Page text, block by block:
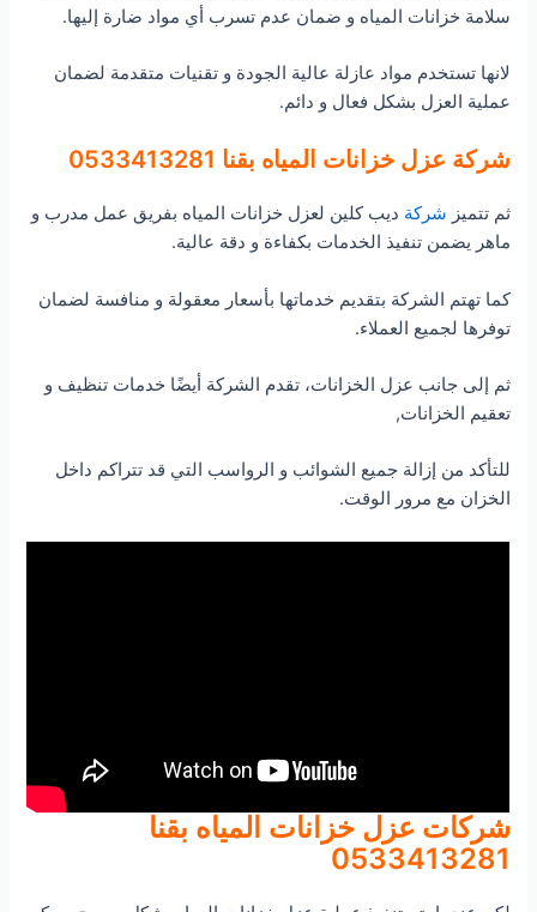
سلامة خزانات المياه و ضمان عدم تسرب أي مواد ضارة إليها.
لانها تستخدم مواد عازلة عالية الجودة و تقنيات متقدمة لضمان
عملية العزل بشكل فعال و دائم.
شركة عزل خزانات المياه بقنا 0533413281
ثم تتميز شركة ديب كلين لعزل خزانات المياه بفريق عمل مدرب و
ماهر يضمن تنفيذ الخدمات بكفاءة و دقة عالية.
كما تهتم الشركة بتقديم خدماتها بأسعار معقولة و منافسة لضمان
توفرها لجميع العملاء.
ثم إلى جانب عزل الخزانات، تقدم الشركة أيضًا خدمات تنظيف و
تعقيم الخزانات,
للتأكد من إزالة جميع الشوائب و الرواسب التي قد تتراكم داخل
الخزان مع مرور الوقت.
شركات عزل خزانات المياه بقنا
0533413281